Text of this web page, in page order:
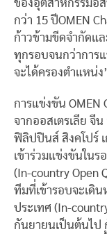
ของอุตสาหกรรมอี
กว่า 15 ปีOMEN
ก้าวข้ามขีดจำกัดแล
ทุกรอบจนกว่าการ
จะได้ครองตำแหน่ง
การแข่งขัน OMEN
จากออสเตรเลีย จี
ฟิลิปปินส์ สิงคโปร์
เข้าร่วมแข่งขันในร
(In-country Open
ทีมที่เข้ารอบจะเดิ
ประเทศ (In-
กันยายนเป็นต้นไป